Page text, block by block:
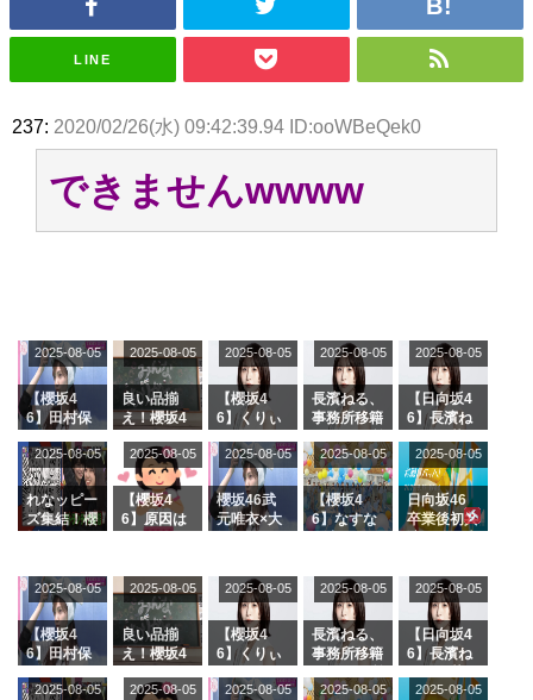
ふぇどみ！ / 【悲報】呪術廻戦、視聴率5.1%
ふぇどみ！ / 【画像】スポ－ツキャスターお姉さん・ハメまくりだったｗｗ
かけまくったうちの息子が団地住みの貧乏に学歴で負けた」
Powered by livedoor 相互RSS
LINE
237: 2020/02/26(水) 09:42:39.94 ID:ooWBeQek0
できませんwwww
【櫻坂4
6】田村保
ージを脱い
でいた理由
2025-08-05
良い品揃
え！櫻坂4
グル『Mak
e or Brea
k』オフィ
シャルグッ
ズ絶賛販売
2025-08-05
【櫻坂4
6】くりぃ
の2人を手
玉に取る大
沼晶保【く
りぃむナン
タラ】
2025-08-05
長濱ねる、
事務所移籍
属を発表
2025-08-05
【日向坂4
6】長濱ね
ら移籍しフ
ラーム所属
に。これで
事務所に所
属している
がこちら
2025-08-05
れなッピー
ズ集結！櫻
理子、8/6
「ラヴィッ
ト！」水曜
スタジオ出
演決定
2025-08-05
【櫻坂4
6】原因は
uddiesを
ざわつかせ
る...
2025-08-05
櫻坂46武
元唯衣×大
カップお姉
さんに恐怖
【くりぃむ
ナンタラ】
2025-08-05
【櫻坂4
6】なすな
2曲目っ
て...【ラヴ
ィット 東
京ドーム公
演】
2025-08-05
日向坂46
卒業後初共
師匠オード
リー若林さ
んと再会し
た結果･･･
【激レアさ
きた。】
2025-08-05
【櫻坂4
6】田村保
ージを脱い
2025-08-05
良い品揃
え！櫻坂4
グル『Mak
2025-08-05
【櫻坂4
6】くりぃ
の2人を手
2025-08-05
長濱ねる、
事務所移籍
属を発表
2025-08-05
【日向坂4
6】長濱ね
ら移籍しフ
2025-08-05
2025-08-05 2025-08-05 2025-08-05 2025-08-05 2025-08-05